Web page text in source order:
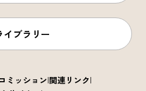
イブラリー
ミッション 関連リンク